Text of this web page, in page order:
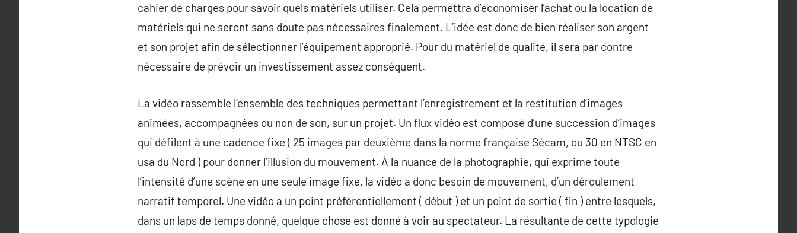
cahier de charges pour savoir quels matériels utiliser. Cela permettra d’économiser l’achat ou la location de
matériels qui ne seront sans doute pas nécessaires finalement. L’idée est donc de bien réaliser son argent
et son projet afin de sélectionner l’équipement approprié. Pour du matériel de qualité, il sera par contre
nécessaire de prévoir un investissement assez conséquent.
La vidéo rassemble l’ensemble des techniques permettant l’enregistrement et la restitution d’images
animées, accompagnées ou non de son, sur un projet. Un flux vidéo est composé d’une succession d’images
qui défilent à une cadence fixe ( 25 images par deuxième dans la norme française Sécam, ou 30 en NTSC en
usa du Nord ) pour donner l’illusion du mouvement. À la nuance de la photographie, qui exprime toute
l’intensité d’une scène en une seule image fixe, la vidéo a donc besoin de mouvement, d’un déroulement
narratif temporel. Une vidéo a un point préférentiellement ( début ) et un point de sortie ( fin ) entre lesquels,
dans un laps de temps donné, quelque chose est donné à voir au spectateur. La résultante de cette typologie